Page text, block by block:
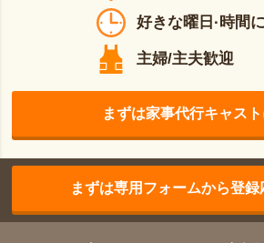
好きな曜日·時間
主婦/主夫歓迎
まずは家事代行キャス
まずは専用フォームから登録